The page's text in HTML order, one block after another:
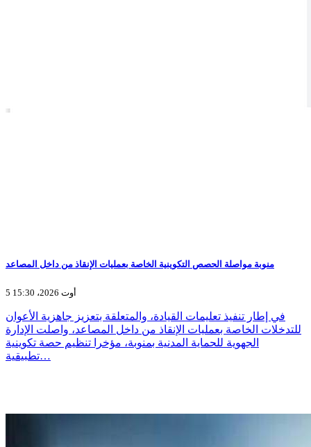
منوبة مواصلة الحصص التكوينية الخاصة بعمليات الإنقاذ من داخل المصاعد
5 أوت 2026، 15:30
في إطار تنفيذ تعليمات القيادة، والمتعلقة بتعزيز جاهزية الأعوان
للتدخلات الخاصة بعمليات الإنقاذ من داخل المصاعد، واصلت الإدارة
الجهوية للحماية المدنية بمنوبة، مؤخرا تنظيم حصة تكوينية
تطبيقية…